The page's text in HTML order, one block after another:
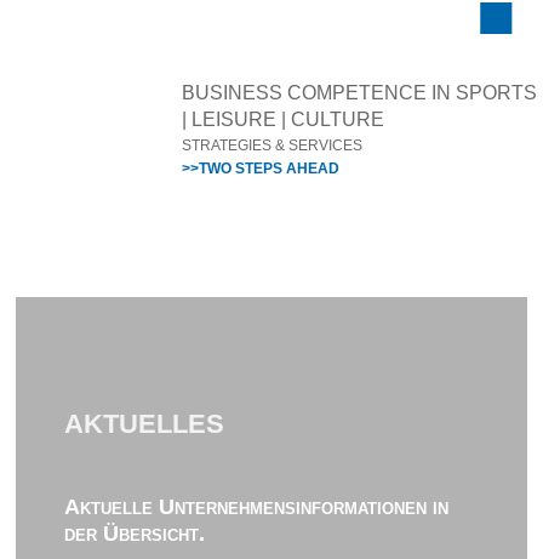
BUSINESS COMPETENCE IN SPORTS
| LEISURE | CULTURE
STRATEGIES & SERVICES
>>TWO STEPS AHEAD
AKTUELLES
Aktuelle Unternehmensinformationen in
der Übersicht.